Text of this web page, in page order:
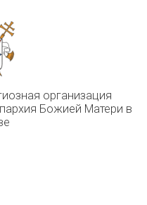
организация
Божией Матери в